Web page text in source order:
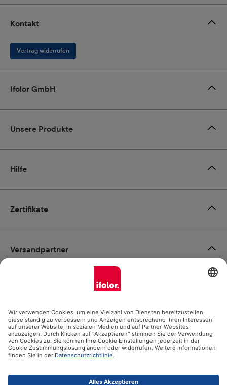
Zertifikate
Kontakt
Vertrag widerrufen
Ifolor GmbH
Unsere Produkte
Hilfe
Zahlungsmöglichkeiten
Social Media
Versandpartner